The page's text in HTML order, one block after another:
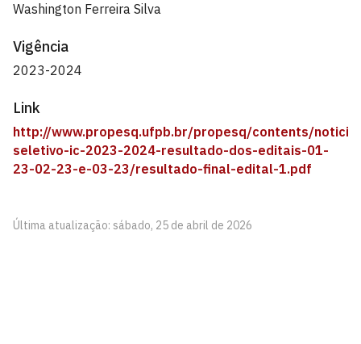
Washington Ferreira Silva
Vigência
2023-2024
Link
http://www.propesq.ufpb.br/propesq/contents/
seletivo-ic-2023-2024-resultado-dos-editais-01-
23-02-23-e-03-23/resultado-final-edital-1.pdf
Última atualização: sábado, 25 de abril de 2026